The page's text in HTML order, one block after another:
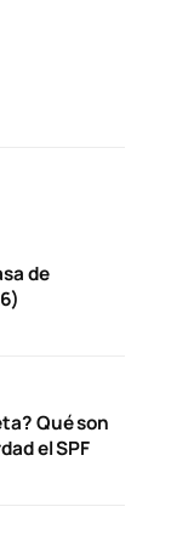
de
Qué son
el SPF